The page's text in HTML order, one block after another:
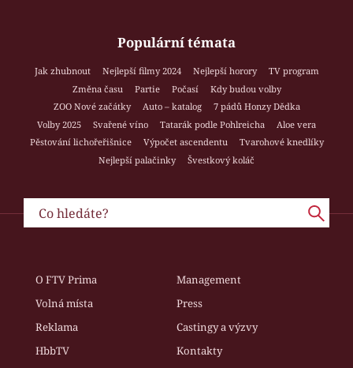
Populární témata
Jak zhubnout Nejlepší filmy 2024 Nejlepší horory
TV program
Změna času
Partie Počasí
Kdy budou volby
ZOO Nové začátky
Auto – katalog
7 pádů Honzy Dědka
Volby 2025
Svařené víno Tatarák podle Pohlreicha
Aloe vera
Pěstování lichořeřišnice
Výpočet ascendentu
Tvarohové knedlíky
Nejlepší palačinky
Švestkový koláč
O FTV Prima
Management
Volná místa
Press
Reklama
Castingy a výzvy
HbbTV
Kontakty